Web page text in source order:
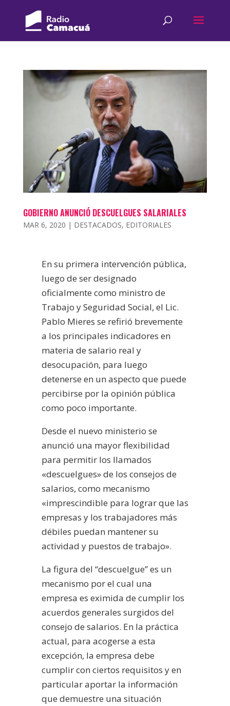
GOBIERNO ANUNCIÓ DESCUELGUES SALARIALES
MAR 6, 2020 | DESTACADOS, EDITORIALES
En su primera intervención pública,
luego de ser designado
oficialmente como ministro de
Trabajo y Seguridad Social, el Lic.
Pablo Mieres se refirió brevemente
a los principales indicadores en
materia de salario real y
desocupación, para luego
detenerse en un aspecto que puede
percibirse por la opinión pública
como poco importante.
Desde el nuevo ministerio se
anunció una mayor flexibilidad
para permitir los llamados
«descuelgues» de los consejos de
salarios, como mecanismo
«imprescindible para lograr que las
empresas y los trabajadores más
débiles puedan mantener su
actividad y puestos de trabajo».
La figura del “descuelgue” es un
mecanismo por el cual una
empresa es eximida de cumplir los
acuerdos generales surgidos del
consejo de salarios. En la práctica
actual, para acogerse a esta
excepción, la empresa debe
cumplir con ciertos requisitos y en
particular aportar la información
que demuestre una situación